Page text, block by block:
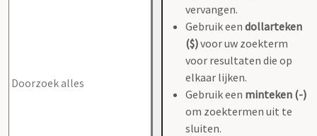
vervangen.
Gebruik een dollarteken
($)voor uw zoekterm
voor resultaten die op
elkaar lijken.
Gebruik een minteken (-)
om zoektermen uit te
sluiten.